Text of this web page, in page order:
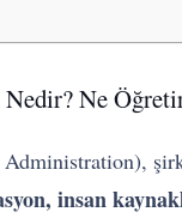
Ne
Administration),
insan